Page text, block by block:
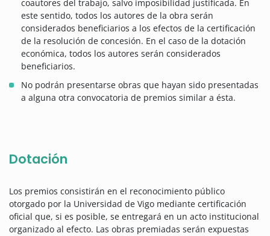
coautores del trabajo, salvo imposibilidad justificada. En
este sentido, todos los autores de la obra serán
considerados beneficiarios a los efectos de la certificación
de la resolución de concesión. En el caso de la dotación
económica, todos los autores serán considerados
beneficiarios.
No podrán presentarse obras que hayan sido presentadas
a alguna otra convocatoria de premios similar a ésta.
Dotación
Los premios consistirán en el reconocimiento público
otorgado por la Universidad de Vigo mediante certificación
oficial que, si es posible, se entregará en un acto institucional
organizado al efecto. Las obras premiadas serán expuestas